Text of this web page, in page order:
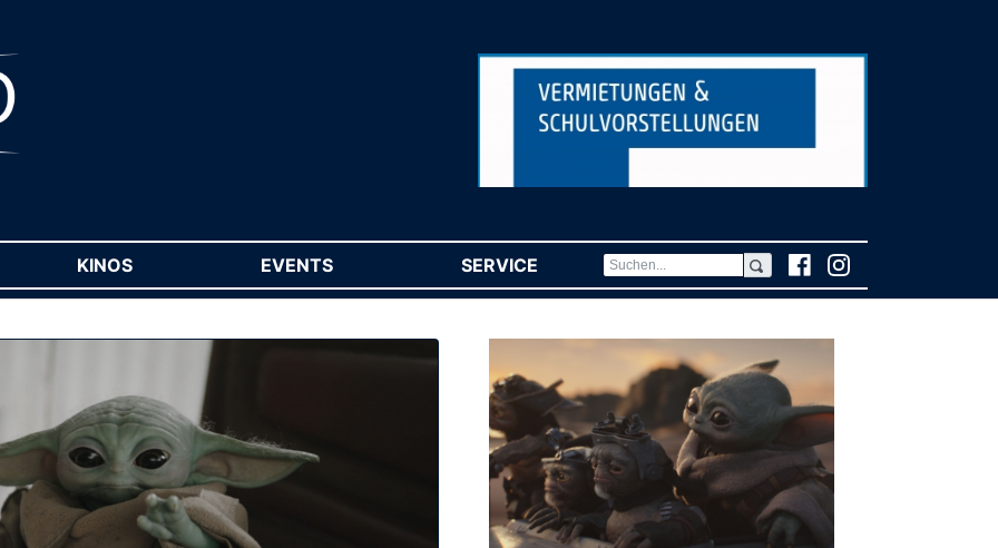
KINOS EVENTS SERVICE (CURRENT)